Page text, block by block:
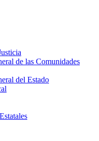
de las Comunidades
del Estado